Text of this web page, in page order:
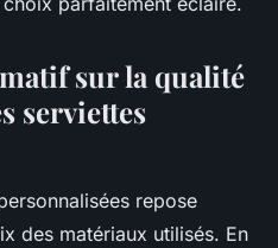
sur la qualité
serviettes
repose
des matériaux utilisés. En